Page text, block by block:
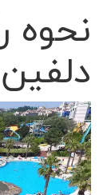
نحوه